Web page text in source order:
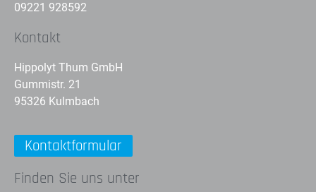
09221 928592
Kontakt
Hippolyt Thum GmbH
Gummistr. 21
95326 Kulmbach
Kontaktformular
Finden Sie uns unter